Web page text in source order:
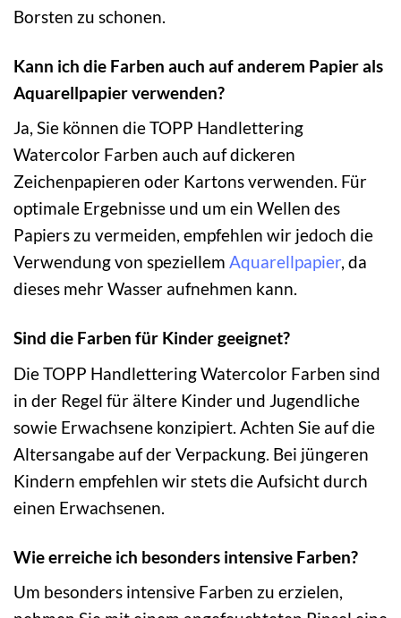
Borsten zu schonen.
Kann ich die Farben auch auf anderem Papier als
Aquarellpapier verwenden?
Ja, Sie können die TOPP Handlettering
Watercolor Farben auch auf dickeren
Zeichenpapieren oder Kartons verwenden. Für
optimale Ergebnisse und um ein Wellen des
Papiers zu vermeiden, empfehlen wir jedoch die
Verwendung von speziellem Aquarellpapier, da
dieses mehr Wasser aufnehmen kann.
Sind die Farben für Kinder geeignet?
Die TOPP Handlettering Watercolor Farben sind
in der Regel für ältere Kinder und Jugendliche
sowie Erwachsene konzipiert. Achten Sie auf die
Altersangabe auf der Verpackung. Bei jüngeren
Kindern empfehlen wir stets die Aufsicht durch
einen Erwachsenen.
Wie erreiche ich besonders intensive Farben?
Um besonders intensive Farben zu erzielen,